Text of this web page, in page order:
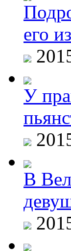
его
У
В